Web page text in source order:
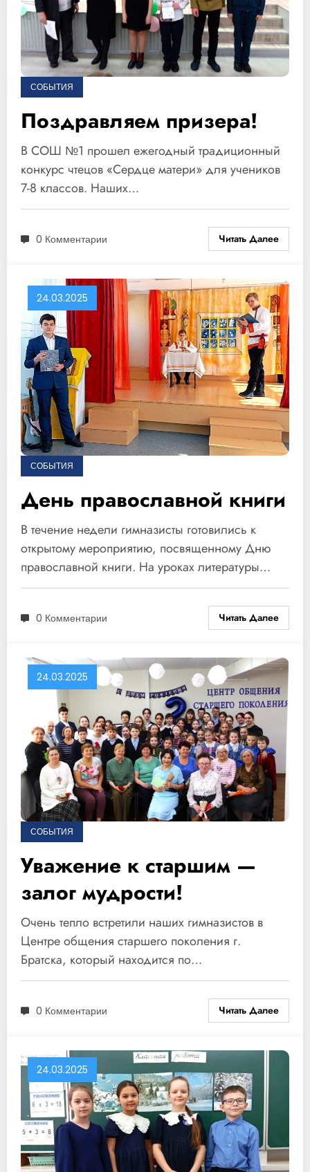
СОБЫТИЯ
Поздравляем призера!
В СОШ №1 прошел ежегодный традиционный
конкурс чтецов «Сердце матери» для учеников
7-8 классов. Наших…
0 Комментарии Читать Далее
24.03.2025
СОБЫТИЯ
День православной книги
В течение недели гимназисты готовились к
открытому мероприятию, посвященному Дню
православной книги. На уроках литературы…
0 Комментарии Читать Далее
24.03.2025
СОБЫТИЯ
Уважение к старшим —
залог мудрости!
Очень тепло встретили наших гимназистов в
Центре общения старшего поколения г.
Братска, который находится по…
0 Комментарии Читать Далее
24.03.2025